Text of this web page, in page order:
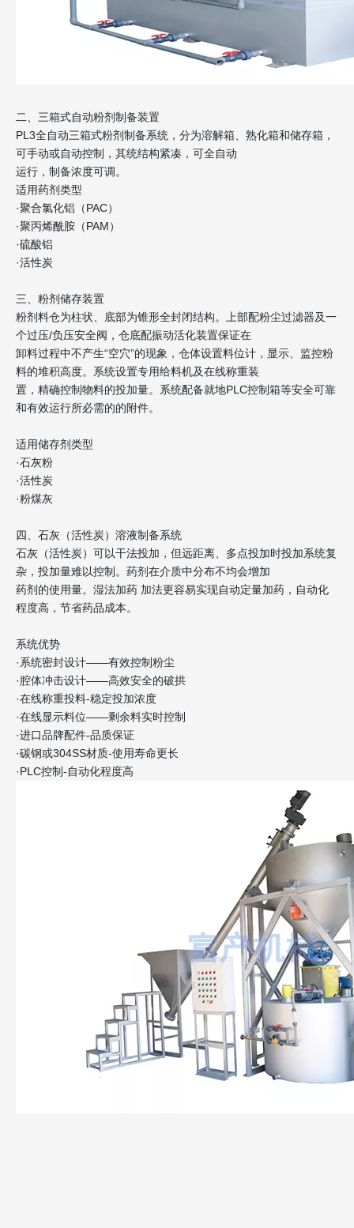
二、三箱式自动粉剂制备装置
PL3全自动三箱式粉剂制备系统，分为溶解箱、熟化箱和储存箱，
可手动或自动控制，其统结构紧凑，可全自动
运行，制备浓度可调。
适用药剂类型
·聚合氯化铝（PAC）
·聚丙烯酰胺（PAM）
·硫酸铝
·活性炭
三、粉剂储存装置
粉剂料仓为柱状、底部为锥形全封闭结构。上部配粉尘过滤器及一
个过压/负压安全阀，仓底配振动活化装置保证在
卸料过程中不产生“空穴”的现象，仓体设置料位计，显示、监控粉
料的堆积高度。系统设置专用给料机及在线称重装
置，精确控制物料的投加量。系统配备就地PLC控制箱等安全可靠
和有效运行所必需的的附件。
适用储存剂类型
·石灰粉
·活性炭
·粉煤灰
四、石灰（活性炭）溶液制备系统
石灰（活性炭）可以干法投加，但远距离、多点投加时投加系统复
杂，投加量难以控制。药剂在介质中分布不均会增加
药剂的使用量。湿法加药 加法更容易实现自动定量加药，自动化
程度高，节省药品成本。
系统优势
·系统密封设计——有效控制粉尘
·腔体冲击设计——高效安全的破拱
·在线称重投料-稳定投加浓度
·在线显示料位——剩余料实时控制
·进口品牌配件-品质保证
·碳钢或304SS材质-使用寿命更长
·PLC控制-自动化程度高